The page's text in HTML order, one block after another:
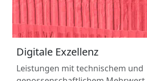
Digitale Exzellenz
Leistungen mit technischem und